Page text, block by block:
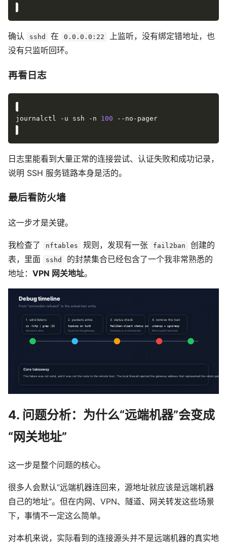
确认 sshd 在 0.0.0.0:22
上监听，没有绑定错地址，也
没有只监听回环。
再看日志
journalctl -u ssh -n 100
日志里能看到大量正常的连接尝试、认证失败和成功记录，
说明 SSH 服务链路本身是活的。
最后看防火墙
这一步才是关键。
我检查了 nftables 规则，发现有一张 fail2ban
创建的
表，里面
sshd
的封禁集合已经包含了一个我非常熟悉的
地址： VPN 网关地址。
4. 问题分析：为什么“远端机器”会变成
“网关地址”
这一步是整个问题的核心。
很多人会默认“远端机器连回来，源地址就应该是远端机器
自己的地址”。但在内网、VPN、隧道、网关转发这些场景
下，事情不一定这么简单。
对本机来说，实际看到的连接源头并不是远端机器的真实地